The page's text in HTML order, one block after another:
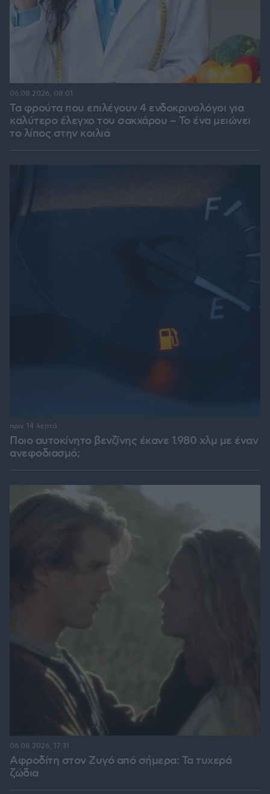
Τα φρούτα που επιλέγουν 4 ενδοκρινολόγοι για
καλύτερο έλεγχο του σακχάρου – Το ένα μειώνει
το λίπος στην κοιλιά
06.08.2026, 08:01
Ποιο αυτοκίνητο βενζίνης έκανε 1.980 χλμ με έναν
ανεφοδιασμό;
πριν 14 λεπτά
Αφροδίτη στον Ζυγό από σήμερα: Τα τυχερά
ζώδια
06.08.2026, 17:31